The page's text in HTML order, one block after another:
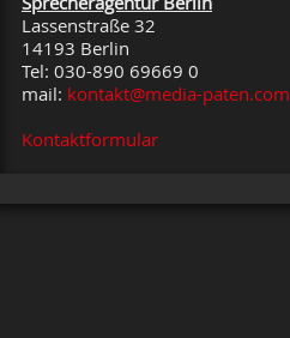
Lassenstraße 32
14193 Berlin
Tel: 030-890 69669 0
mail: kontakt@media-paten.com
Kontaktformular